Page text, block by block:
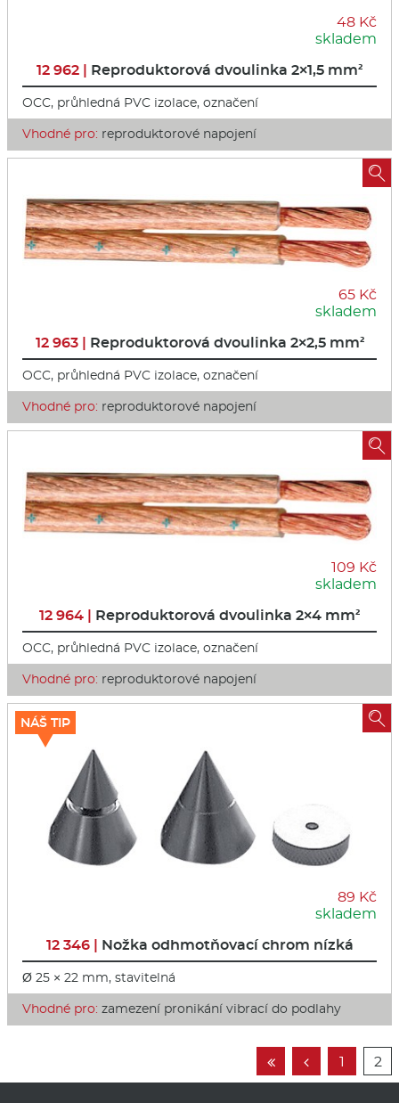
48 Kč
skladem
12 962 | Reproduktorová dvoulinka 2×1,5 mm²
OCC, průhledná PVC izolace, označení
Vhodné pro: reproduktorové napojení
65 Kč
skladem
12 963 | Reproduktorová dvoulinka 2×2,5 mm²
OCC, průhledná PVC izolace, označení
Vhodné pro: reproduktorové napojení

109 Kč
skladem
12 964 | Reproduktorová dvoulinka 2×4 mm²
OCC, průhledná PVC izolace, označení
Vhodné pro: reproduktorové napojení

89 Kč
skladem
12 346 | Nožka odhmotňovací chrom nízká
Ø 25 × 22 mm, stavitelná
Vhodné pro: zamezení pronikání vibrací do podlahy
NÁŠ TIP 
  1 2